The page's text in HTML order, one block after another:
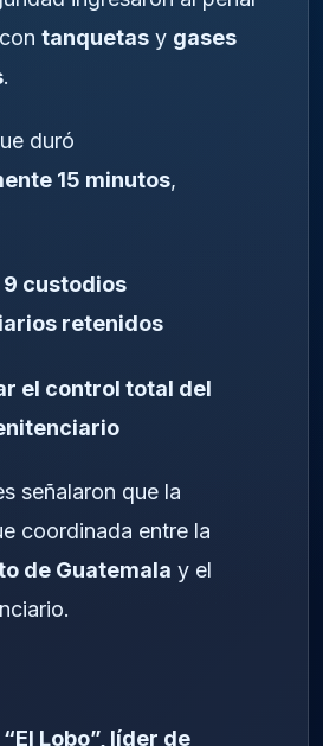
con tanquetas y gases
.
duró
15 minutos,
9 custodios
retenidos
el control total del
señalaron que la
coordinada entre la
de Guatemala y el
Lobo”, líder de